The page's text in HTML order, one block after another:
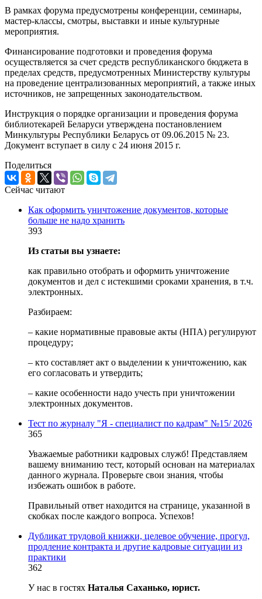
В рамках форума предусмотрены конференции, семинары,
мастер-классы, смотры, выставки и иные культурные
мероприятия.
Финансирование подготовки и проведения форума
осуществляется за счет средств республиканского бюджета в
пределах средств, предусмотренных Министерству культуры
на проведение централизованных мероприятий, а также иных
источников, не запрещенных законодательством.
Инструкция о порядке организации и проведения форума
библиотекарей Беларуси утверждена постановлением
Минкультуры Республики Беларусь от 09.06.2015 № 23.
Документ вступает в силу с 24 июня 2015 г.
Поделиться
Сейчас читают
Как оформить уничтожение документов, которые
больше не надо хранить
393
Из статьи вы узнаете:
как правильно отобрать и оформить уничтожение
документов и дел с истекшими сроками хранения, в т.ч.
электронных.
Разбираем:
– какие нормативные правовые акты (НПА) регулируют
процедуру;
– кто составляет акт о выделении к уничтожению, как
его согласовать и утвердить;
– какие особенности надо учесть при уничтожении
электронных документов.
Тест по журналу "Я - специалист по кадрам" №15/ 2026
365
Уважаемые работники кадровых служб! Представляем
вашему вниманию тест, который основан на материалах
данного журнала. Проверьте свои знания, чтобы
избежать ошибок в работе.
Правильный ответ находится на странице, указанной в
скобках после каждого вопроса. Успехов!
Дубликат трудовой книжки, целевое обучение, прогул,
продление контракта и другие кадровые ситуации из
практики
362
У нас в гостях Наталья Саханько, юрист.